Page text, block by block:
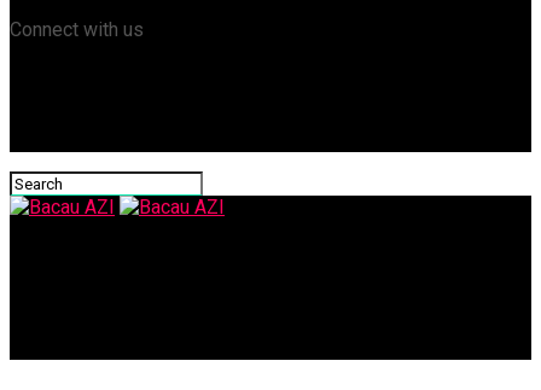
Connect with us